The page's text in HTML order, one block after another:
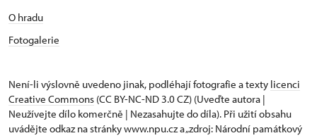
O hradu
Fotogalerie
Není-li výslovně uvedeno jinak, podléhají fotografie a texty licenci
Creative Commons (CC BY-NC-ND 3.0 CZ) (Uveďte autora |
Neužívejte dílo komerčně | Nezasahujte do díla). Při užití obsahu
uvádějte odkaz na stránky www.npu.cz a „zdroj: Národní památkový